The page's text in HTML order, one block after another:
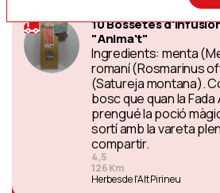
10 Bossetes
"Anima't"
Ingredients: menta
romaní (Rosmarinus
(Satureja montana).
bosc que quan la
prengué la poció
sortí amb la vareta
compartir.
4,5
126 Km
Herbes de l'Alt Pirineu